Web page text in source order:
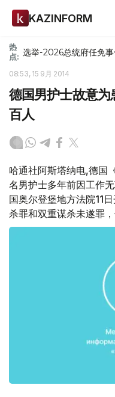
KAZINFORM
热
点: 选举-2026总统府任免
08:53, 15 9月 2014
德国男护士故意
百人
哈通社阿斯塔纳电,德国
名男护士多年前因工作
国奥尔登堡地方法院11
杀罪和双重谋杀未遂罪